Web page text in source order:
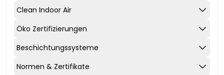
Clean Indoor Air
Öko Zertifizierungen
Beschichtungssysteme
Normen & Zertifikate